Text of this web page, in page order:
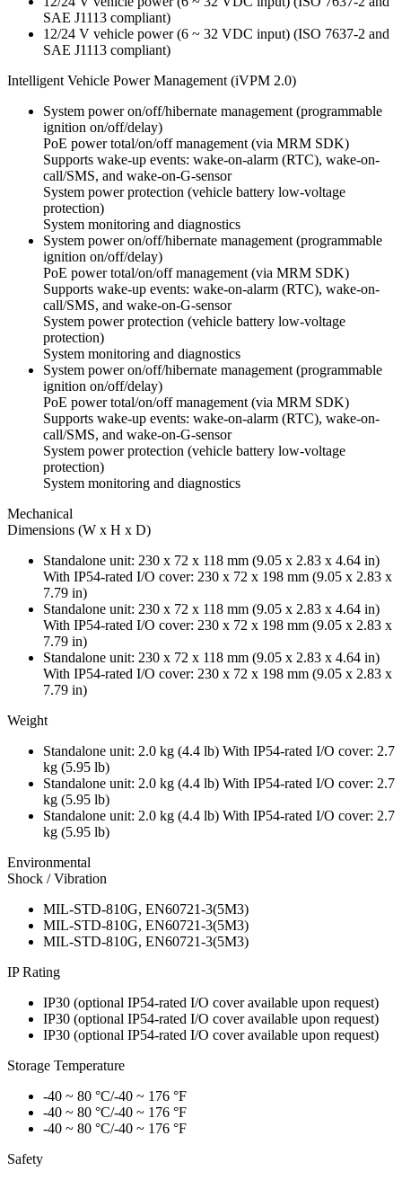
SAE J1113 compliant)
12/24 V vehicle power (6 ~ 32 VDC input) (ISO 7637-2 and
SAE J1113 compliant)
Intelligent Vehicle Power Management (iVPM 2.0)
System power on/off/hibernate management (programmable
ignition on/off/delay)
PoE power total/on/off management (via MRM SDK)
Supports wake-up events: wake-on-alarm (RTC), wake-on-
call/SMS, and wake-on-G-sensor
System power protection (vehicle battery low-voltage
protection)
System monitoring and diagnostics
System power on/off/hibernate management (programmable
ignition on/off/delay)
PoE power total/on/off management (via MRM SDK)
Supports wake-up events: wake-on-alarm (RTC), wake-on-
call/SMS, and wake-on-G-sensor
System power protection (vehicle battery low-voltage
protection)
System monitoring and diagnostics
System power on/off/hibernate management (programmable
ignition on/off/delay)
PoE power total/on/off management (via MRM SDK)
Supports wake-up events: wake-on-alarm (RTC), wake-on-
call/SMS, and wake-on-G-sensor
System power protection (vehicle battery low-voltage
protection)
System monitoring and diagnostics
Mechanical
Dimensions (W x H x D)
Standalone unit: 230 x 72 x 118 mm (9.05 x 2.83 x 4.64 in)
With IP54-rated I/O cover: 230 x 72 x 198 mm (9.05 x 2.83 x
7.79 in)
Standalone unit: 230 x 72 x 118 mm (9.05 x 2.83 x 4.64 in)
With IP54-rated I/O cover: 230 x 72 x 198 mm (9.05 x 2.83 x
7.79 in)
Standalone unit: 230 x 72 x 118 mm (9.05 x 2.83 x 4.64 in)
With IP54-rated I/O cover: 230 x 72 x 198 mm (9.05 x 2.83 x
7.79 in)
Weight
Standalone unit: 2.0 kg (4.4 lb) With IP54-rated I/O cover: 2.7
kg (5.95 lb)
Standalone unit: 2.0 kg (4.4 lb) With IP54-rated I/O cover: 2.7
kg (5.95 lb)
Standalone unit: 2.0 kg (4.4 lb) With IP54-rated I/O cover: 2.7
kg (5.95 lb)
Environmental
Shock / Vibration
MIL-STD-810G, EN60721-3(5M3)
MIL-STD-810G, EN60721-3(5M3)
MIL-STD-810G, EN60721-3(5M3)
IP Rating
IP30 (optional IP54-rated I/O cover available upon request)
IP30 (optional IP54-rated I/O cover available upon request)
IP30 (optional IP54-rated I/O cover available upon request)
Storage Temperature
-40 ~ 80 °C/-40 ~ 176 °F
-40 ~ 80 °C/-40 ~ 176 °F
-40 ~ 80 °C/-40 ~ 176 °F
Safety